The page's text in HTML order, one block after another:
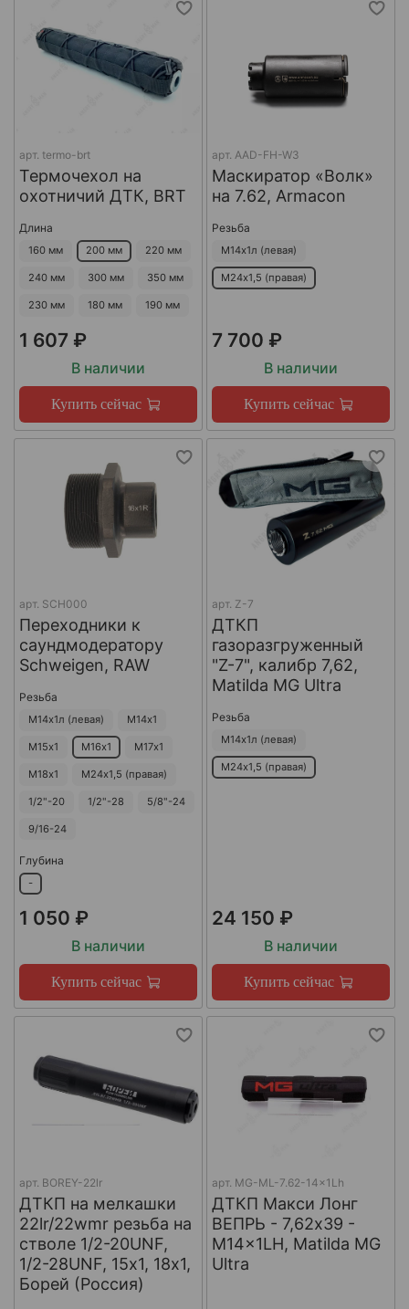
арт. termo-brt
Термочехол на
охотничий ДТК, BRT
Длина
160 мм 200 мм 220 мм
240 мм 300 мм 350 мм
230 мм 180 мм 190 мм
1 607 ₽
В наличии
Купить сейчас
арт. AAD-FH-W3
Маскиратор «Волк»
на 7.62, Armacon
Резьба
М14х1л (левая)
М24х1,5 (правая)
7 700 ₽
В наличии
Купить сейчас
арт. SCH000
Переходники к
саундмодератору
Schweigen, RAW
Резьба
М14х1л (левая) М14х1
М15х1 М16х1 М17х1
М18х1 М24х1,5 (правая)
1/2"-20 1/2"-28 5/8"-24
9/16-24
Глубина
-
1 050 ₽
В наличии
Купить сейчас
арт. Z-7
ДТКП
газоразгруженный
"Z-7", калибр 7,62,
Matilda MG Ultra
Резьба
М14х1л (левая)
М24х1,5 (правая)
24 150 ₽
В наличии
Купить сейчас
арт. BOREY-22lr
ДТКП на мелкашки
22lr/22wmr резьба на
стволе 1/2-20UNF,
1/2-28UNF, 15х1, 18х1,
Борей (Россия)
арт. MG-ML-7.62-14x1Lh
ДТКП Макси Лонг
ВЕПРЬ - 7,62x39 -
M14x1LH, Matilda MG
Ultra